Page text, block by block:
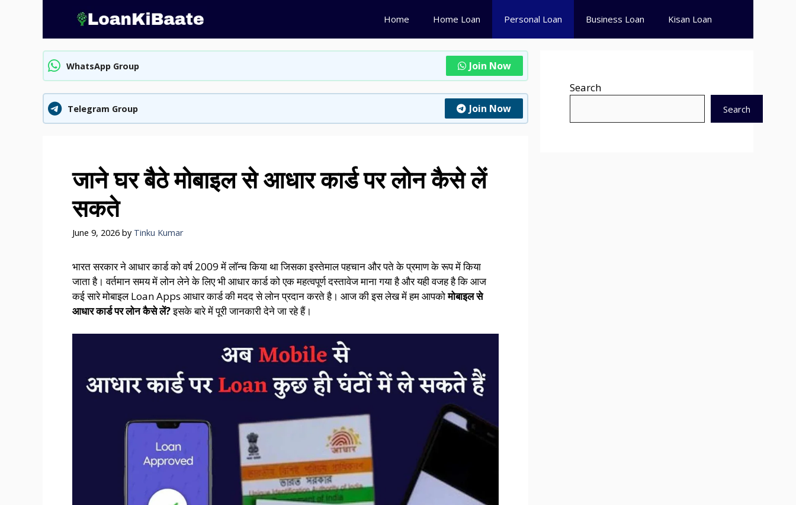
Home Home Loan Personal Loan Business Loan Kisan Loan
WhatsApp Group Join Now
Telegram Group Join Now
जाने घर बैठे मोबाइल से आधार कार्ड पर लोन कैसे लें
सकते
June 9, 2026 by Tinku Kumar
भारत सरकार ने आधार कार्ड को वर्ष 2009 में लॉन्च किया था जिसका इस्तेमाल पहचान और पते के प्रमाण के रूप में किया
जाता है। वर्तमान समय में लोन लेने के लिए भी आधार कार्ड को एक महत्वपूर्ण दस्तावेज माना गया है और यही वजह है कि आज
कई सारे मोबाइल Loan Apps आधार कार्ड की मदद से लोन प्रदान करते है। आज की इस लेख में हम आपकोमोबाइल से
आधार कार्ड पर लोन कैसे लें?इसके बारे में पूरी जानकारी देने जा रहे हैं।
Search
Search